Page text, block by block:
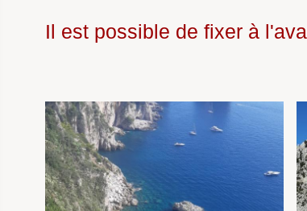
Il est possible de fixer à